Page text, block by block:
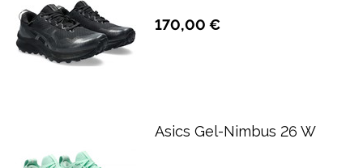
170,00 €
Asics Gel-Nimbus 26 W